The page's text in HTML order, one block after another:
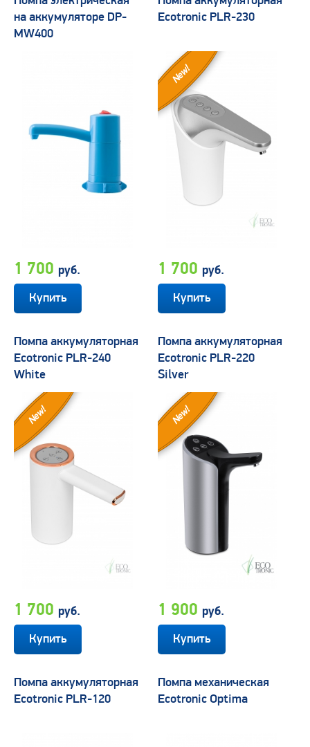
на аккумуляторе DP-
MW400
1 700 руб.
Ecotronic PLR-230
New!
1 700 руб.
Помпа аккумуляторная
Ecotronic PLR-240
White
New!
1 700 руб.
Помпа аккумуляторная
Ecotronic PLR-220
Silver
New!
1 900 руб.
Помпа аккумуляторная
Ecotronic PLR-120
Помпа механическая
Ecotronic Optima